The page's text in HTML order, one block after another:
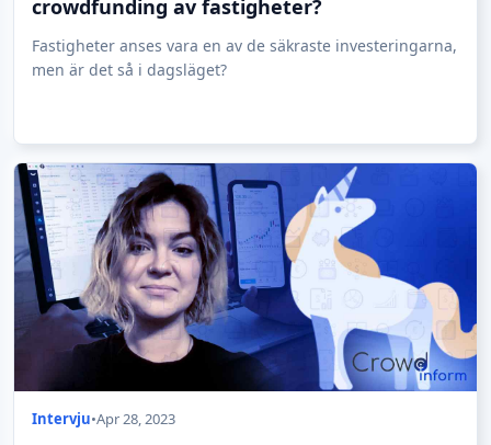
crowdfunding av fastigheter?
Fastigheter anses vara en av de säkraste investeringarna,
men är det så i dagsläget?
Intervju•Apr 28, 2023